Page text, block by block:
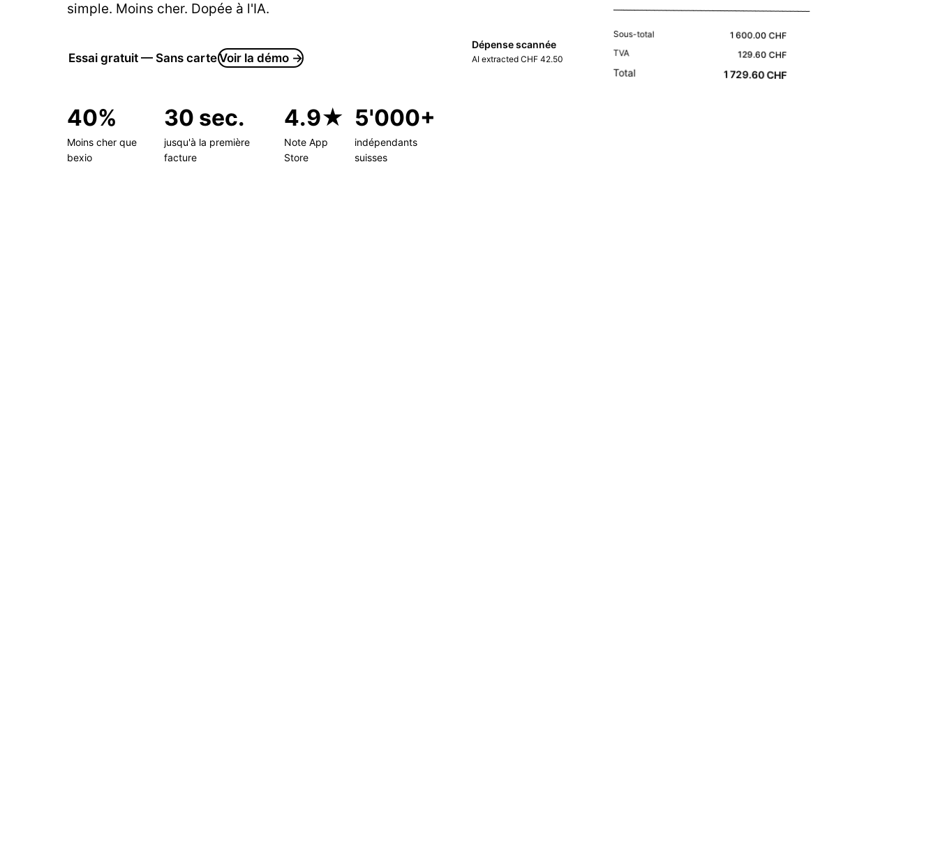
simple. Moins cher. Dopée à l'IA.
Essai gratuit — Sans carteVoir la démo →
40%
Moins cher que
bexio
30 sec.
jusqu'à la première
facture
4.9★
Note App
Store
5'000+
indépendants
suisses
Sous-total 1 600.00 CHF
TVA 129.60 CHF
Total 1 729.60 CHF
Dépense scannée
AI extracted CHF 42.50